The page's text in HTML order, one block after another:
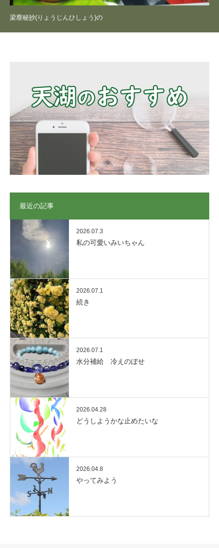
梁塵秘抄(りょうじんひしょう)の
最近の記事
2026.07.3
私の可愛いみいちゃん
2026.07.1
続き
2026.07.1
水分補給 冷えのぼせ
2026.04.28
どうしようかな止めたいな
2026.04.8
やってみよう